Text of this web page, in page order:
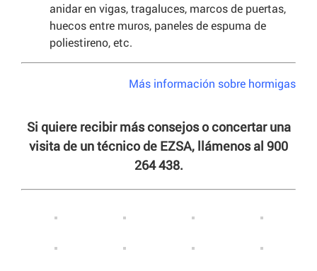
anidar en vigas, tragaluces, marcos de puertas,
huecos entre muros, paneles de espuma de
poliestireno, etc.
Más información sobre hormigas
Si quiere recibir más consejos o concertar una
visita de un técnico de EZSA, llámenos al 900
264 438.